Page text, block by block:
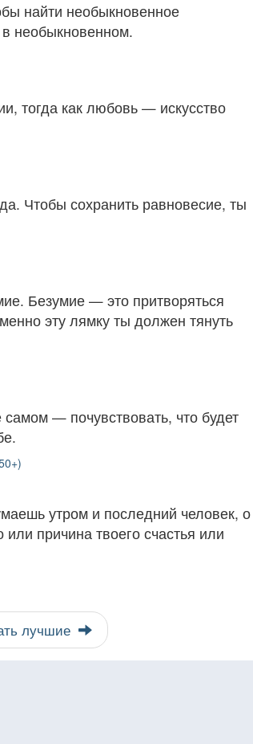
найти необыкновенное
необыкновенном.
тогда как любовь — искусство
Чтобы сохранить равновесие, ты
Безумие — это притворяться
эту лямку ты должен тянуть
— почувствовать, что будет
утром и последний человек, о
причина твоего счастья или
лучшие